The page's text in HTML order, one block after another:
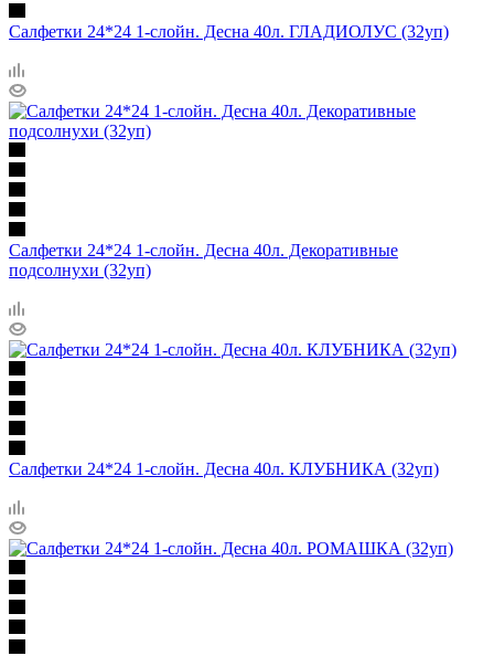
Салфетки 24*24 1-слойн. Десна 40л. ГЛАДИОЛУС (32уп)
Салфетки 24*24 1-слойн. Десна 40л. Декоративные
подсолнухи (32уп)
Салфетки 24*24 1-слойн. Десна 40л. КЛУБНИКА (32уп)